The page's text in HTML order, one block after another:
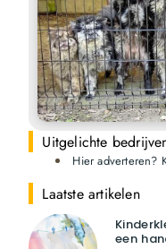
Uitgelichte
Hier adverteren?
Laatste artikelen
een